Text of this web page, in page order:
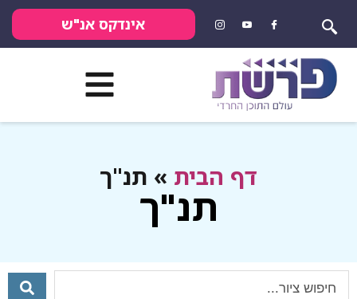
אינדקס אנ"ש
דף הבית » תנ"ך
תנ"ך